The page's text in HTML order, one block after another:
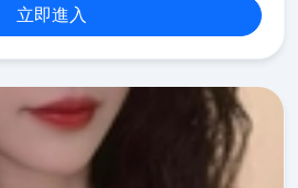
立即進入